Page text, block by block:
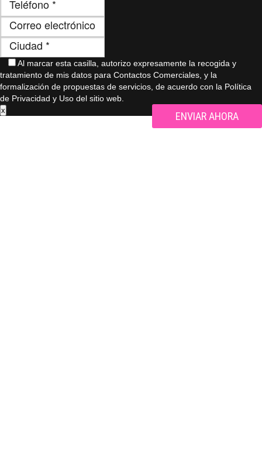
Al marcar esta casilla, autorizo ​​expresamente la recogida y
tratamiento de mis datos para Contactos Comerciales, y la
formalización de propuestas de servicios, de acuerdo con la Política
de Privacidad y Uso del sitio web.
x